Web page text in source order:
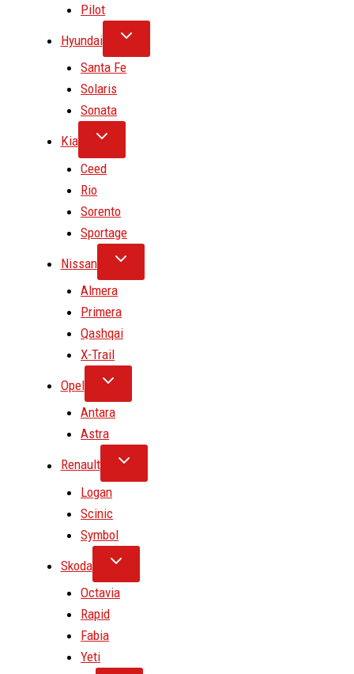
Pilot
Hyundai
Santa Fe
Solaris
Sonata
Kia
Ceed
Rio
Sorento
Sportage
Nissan
Almera
Primera
Qashqai
X-Trail
Opel
Antara
Astra
Renault
Logan
Scinic
Symbol
Skoda
Octavia
Rapid
Fabia
Yeti